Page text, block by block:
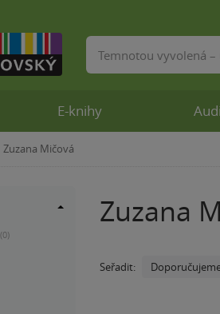
»
Zuzana Mičová
Zuzana
Seřadit:
(0)
E-knihy
Vyhledávání